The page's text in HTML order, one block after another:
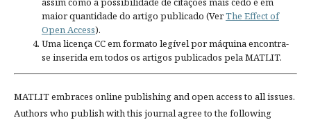
maior quantidade do artigo publicado (VerThe Effect of
Open Access).
Uma licença CC em formato legível por máquina encontra-
se inserida em todos os artigos publicados pela MATLIT.
MATLIT embraces online publishing and open access to all issues.
Authors who publish with this journal agree to the following